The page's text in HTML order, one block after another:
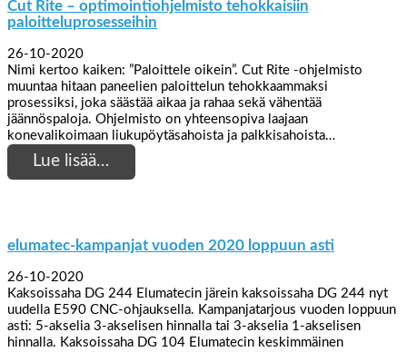
Cut Rite – optimointiohjelmisto tehokkaisiin
paloitteluprosesseihin
26-10-2020
Nimi kertoo kaiken: ”Paloittele oikein”. Cut Rite -ohjelmisto
muuntaa hitaan paneelien paloittelun tehokkaammaksi
prosessiksi, joka säästää aikaa ja rahaa sekä vähentää
jäännöspaloja. Ohjelmisto on yhteensopiva laajaan
konevalikoimaan liukupöytäsahoista ja palkkisahoista…
Lue lisää…
elumatec-kampanjat vuoden 2020 loppuun asti
26-10-2020
Kaksoissaha DG 244 Elumatecin järein kaksoissaha DG 244 nyt
uudella E590 CNC-ohjauksella. Kampanjatarjous vuoden loppuun
asti: 5-akselia 3-akselisen hinnalla tai 3-akselia 1-akselisen
hinnalla. Kaksoissaha DG 104 Elumatecin keskimmäinen